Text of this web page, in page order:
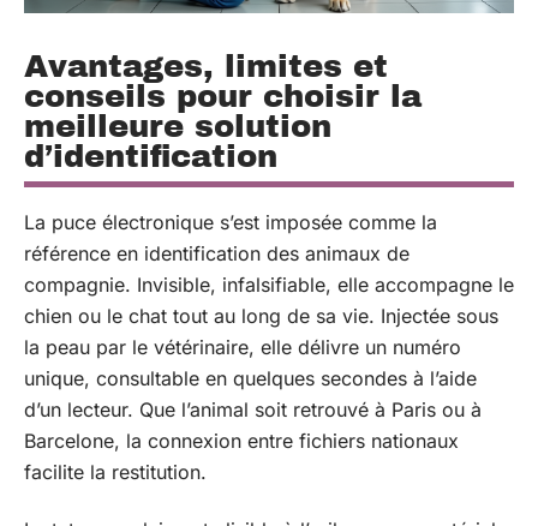
Avantages, limites et
conseils pour choisir la
meilleure solution
d’identification
La puce électronique s’est imposée comme la
référence en identification des animaux de
compagnie. Invisible, infalsifiable, elle accompagne le
chien ou le chat tout au long de sa vie. Injectée sous
la peau par le vétérinaire, elle délivre un numéro
unique, consultable en quelques secondes à l’aide
d’un lecteur. Que l’animal soit retrouvé à Paris ou à
Barcelone, la connexion entre fichiers nationaux
facilite la restitution.